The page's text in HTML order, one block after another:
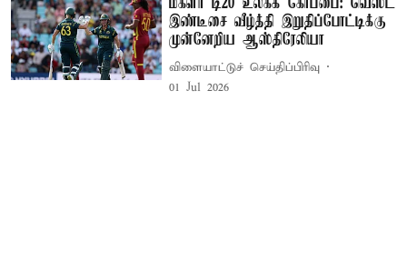
மகளிர் டி20 உலகக் கோப்பை: வெஸ்ட்
இண்டீசை வீழ்த்தி இறுதிப்போட்டிக்கு
முன்னேறிய ஆஸ்திரேலியா
விளையாட்டுச் செய்திப்பிரிவு
01 Jul 2026